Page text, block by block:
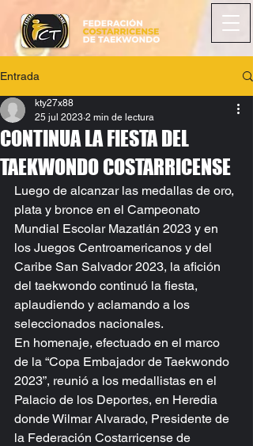
Entrada
CONTINUA LA FIESTA DEL
TAEKWONDO COSTARRICENSE
kty27x88
25 jul 2023 2 min de lectura
Luego de alcanzar las medallas de oro,
plata y bronce en el Campeonato
Mundial Escolar Mazatlán 2023 y en
los Juegos Centroamericanos y del
Caribe San Salvador 2023, la afición
del taekwondo continuó la fiesta,
aplaudiendo y aclamando a los
seleccionados nacionales.
En homenaje, efectuado en el marco
de la “Copa Embajador de Taekwondo
2023”, reunió a los medallistas en el
Palacio de los Deportes, en Heredia
donde Wilmar Alvarado, Presidente de
la Federación Costarricense de